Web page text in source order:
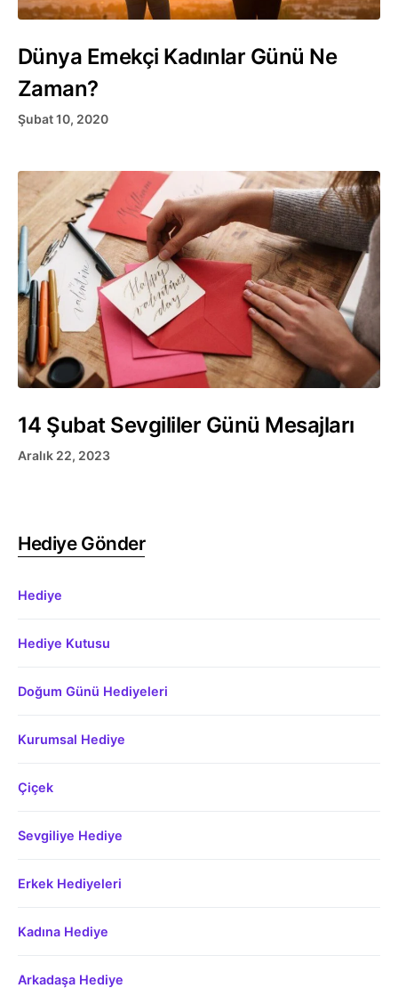
Dünya Emekçi Kadınlar Günü Ne
Zaman?
Şubat 10, 2020
14 Şubat Sevgililer Günü Mesajları
Aralık 22, 2023
Hediye Gönder
Hediye
Hediye Kutusu
Doğum Günü Hediyeleri
Kurumsal Hediye
Çiçek
Sevgiliye Hediye
Erkek Hediyeleri
Kadına Hediye
Arkadaşa Hediye